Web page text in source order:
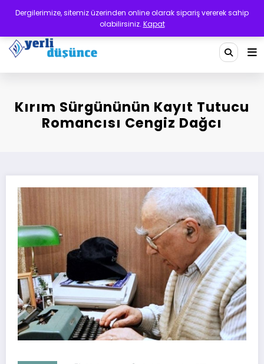
Dergilerimize, sitemiz üzerinden online olarak sipariş vererek sahip
olabilirsiniz. Kapat
Yerli Düşünce Dergisi
Kırım Sürgününün Kayıt Tutucu
Romancısı Cengiz Dağcı